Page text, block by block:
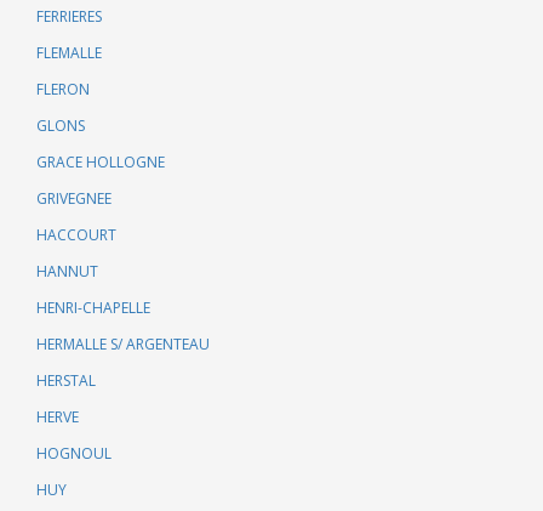
FERRIERES
FLEMALLE
FLERON
GLONS
GRACE HOLLOGNE
GRIVEGNEE
HACCOURT
HANNUT
HENRI-CHAPELLE
HERMALLE S/ ARGENTEAU
HERSTAL
HERVE
HOGNOUL
HUY